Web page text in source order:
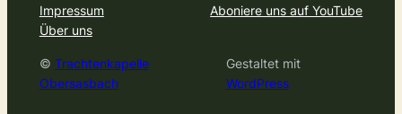
Impressum
Über uns
Aboniere uns auf YouTube
© Trachtenkapelle
Obersasbach
Gestaltet mit
WordPress